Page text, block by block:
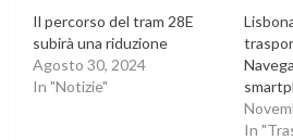
Il percorso del tram 28E
subirà una riduzione
Agosto 30, 2024
In "Notizie"
In